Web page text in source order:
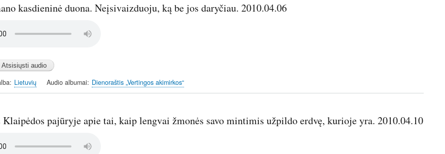
kasdieninė duona. Neįsivaizduoju, ką be jos daryčiau. 2010.04.06
Lietuvių Audio albumai Dienoraštis „Vertingos akimirkos“
Klaipėdos pajūryje apie tai, kaip lengvai žmonės savo mintimis užpildo erdvę, kurioje yra. 2010.04.10